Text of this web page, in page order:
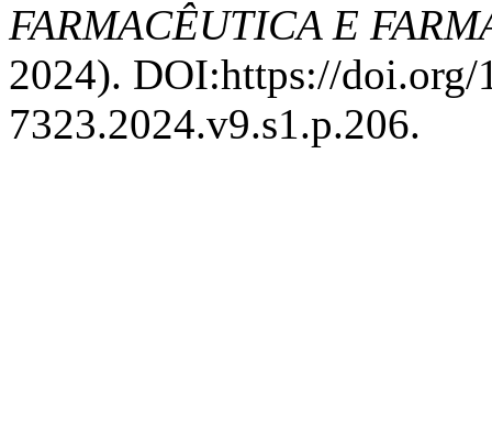
FARMACÊUTICA E
2024). DOI:https://doi.org/
7323.2024.v9.s1.p.206.